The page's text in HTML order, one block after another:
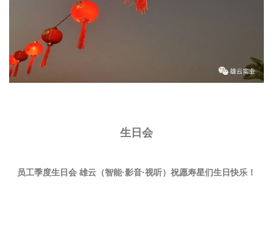
生日会
员工季度生日会 雄云（智能·影音·视听）祝愿寿星们生日快乐！